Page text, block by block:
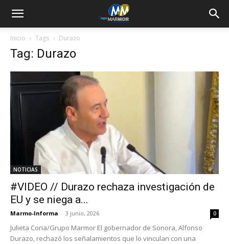
Inicio Tags Durazo
Tag: Durazo
NOTICIAS
#VIDEO // Durazo rechaza investigación de
EU y se niega a...
Marmo-Informa - 3 junio, 2026 0
Julieta Coria/Grupo Marmor El gobernador de Sonora, Alfonso
Durazo, rechazó los señalamientos que lo vinculan con una